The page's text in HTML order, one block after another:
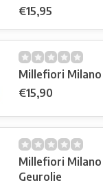
€15,95
€15,90
Millefiori Milano Millefiori Cold Water
Geurolie